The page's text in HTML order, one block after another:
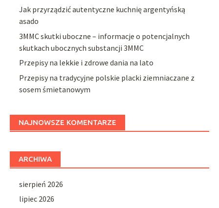
Jak przyrządzić autentyczne kuchnię argentyńską
asado
3MMC skutki uboczne – informacje o potencjalnych
skutkach ubocznych substancji 3MMC
Przepisy na lekkie i zdrowe dania na lato
Przepisy na tradycyjne polskie placki ziemniaczane z
sosem śmietanowym
NAJNOWSZE KOMENTARZE
ARCHIWA
sierpień 2026
lipiec 2026